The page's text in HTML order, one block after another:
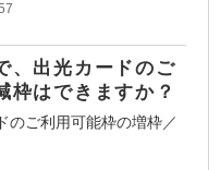
、出光カードのご
枠はできますか？
のご利用可能枠の増枠／